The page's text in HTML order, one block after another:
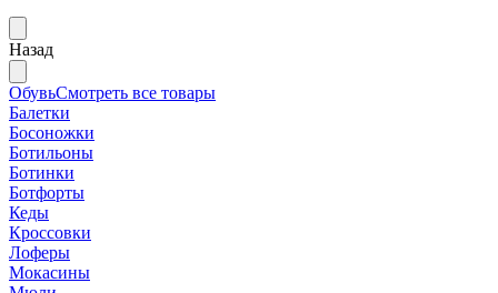
Назад
ОбувьСмотреть все товары
Балетки
Босоножки
Ботильоны
Ботинки
Ботфорты
Кеды
Кроссовки
Лоферы
Мокасины